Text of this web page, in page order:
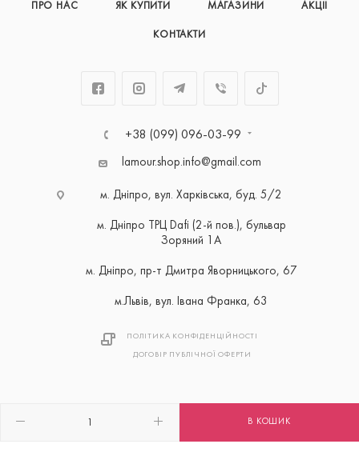
В КОШИК
ПРО НАС ЯК КУПИТИ МАГАЗИНИ АКЦІЇ
КОНТАКТИ
+38 (099) 096-03-99
lamour.shop.info@gmail.com
м. Дніпро, вул. Харківська, буд. 5/2
м. Дніпро ТРЦ Dafi (2-й пов.), бульвар
Зоряний 1А
м. Дніпро, пр-т Дмитра Яворницького, 67
м.Львів, вул. Івана Франка, 63
ПОЛІТИКА КОНФІДЕНЦІЙНОСТІ
ДОГОВІР ПУБЛІЧНОЇ ОФЕРТИ